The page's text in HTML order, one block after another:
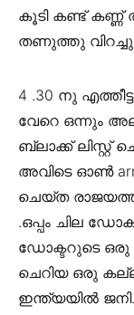
കൂടി കണ്ട്
തണുത്തു വിറച്ചു
4 .30 നു
വേറെ ഒന്നും
ബ്ലാക്ക്
അവിടെ ഓൺ
ചെയ്ത രാജയത്തു
.ഒപ്പം ചില
ഡോക്ടറുടെ ഒരു
ചെറിയ ഒരു
ഇന്ത്യയിൽ